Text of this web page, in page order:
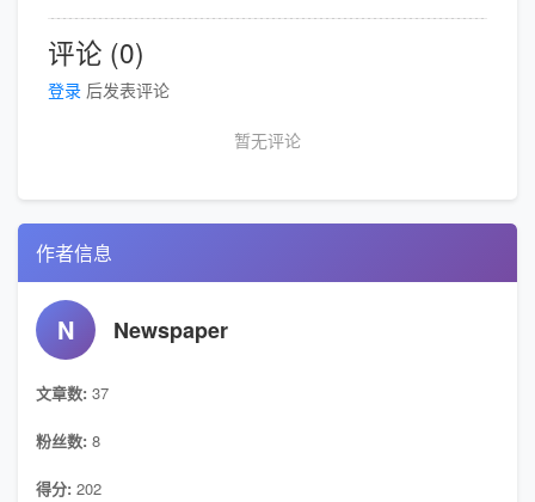
评论 (0)
登录 后发表评论
暂无评论
作者信息
N Newspaper
文章数: 37
粉丝数: 8
得分: 202